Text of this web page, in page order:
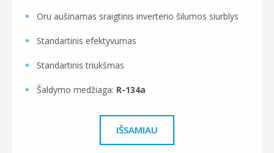
Oru aušinamas sraigtinis inverterio šilumos siurblys
Standartinis efektyvumas
Standartinis triukšmas
Šaldymo medžiaga: R-134a
IŠSAMIAU